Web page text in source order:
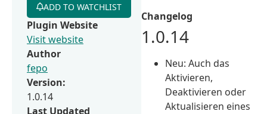
Changelog
1.0.14
Neu: Auch das
Aktivieren,
Deaktivieren oder
Aktualisieren eines
ADD TO WATCHLIST
Plugin Website
Visit website
Author
fepo
Version:
1.0.14
Last Updated